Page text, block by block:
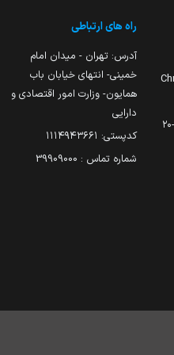
راه های ارتباطی
آدرس: تهران - میدان امام
خمینی- انتهای خیابان باب
همایون- وزارت امور اقتصادی و
دارایی
کدپستی: ۱۱۱۴۹۴۳۶۶۱
شماره تماس : 39909000